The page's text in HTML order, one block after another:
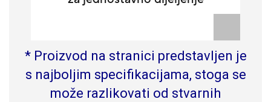
* Proizvod na stranici predstavljen je
s najboljim specifikacijama, stoga se
može razlikovati od stvarnih